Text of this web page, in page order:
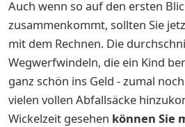
Auch wenn so auf den ersten
zusammenkommt, sollten Sie
mit dem Rechnen. Die
Wegwerfwindeln, die ein Kind
ganz schön ins Geld - zumal
vielen vollen Abfallsäcke
Wickelzeit gesehen können Sie